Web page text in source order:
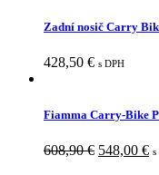
Zadní nosič Carry
428,50 € s DPH
Fiamma Carry-Bike
608,90€ Pôvodná
548,00 € s